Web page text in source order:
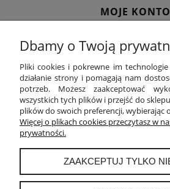
MOJE KONTO
PŁATNOŚCI I
INFORMACJE
O NAS
Dbamy o Twoją
Pliki cookies i pokrewne im
działanie strony i pomagają nam
potrzeb. Możesz zaakceptować
wszystkich tych plików i przejść do
plików do swoich preferencji, wybierając
Więcej o plikach cookies przeczytasz w
prywatności.
ZAAKCEPTUJ TYLKO